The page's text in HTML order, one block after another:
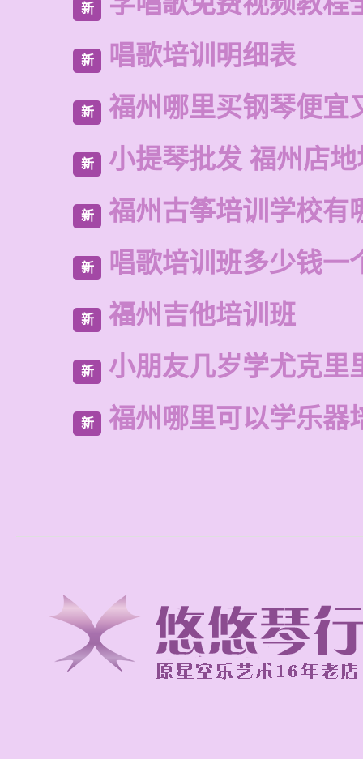
新
新 唱歌培训明细表
新 福州哪里买钢琴便宜
新 小提琴批发 福州店
新 福州古筝培训学校有
新 唱歌培训班多少钱一
新 福州吉他培训班
新 小朋友几岁学尤克里
新 福州哪里可以学乐器